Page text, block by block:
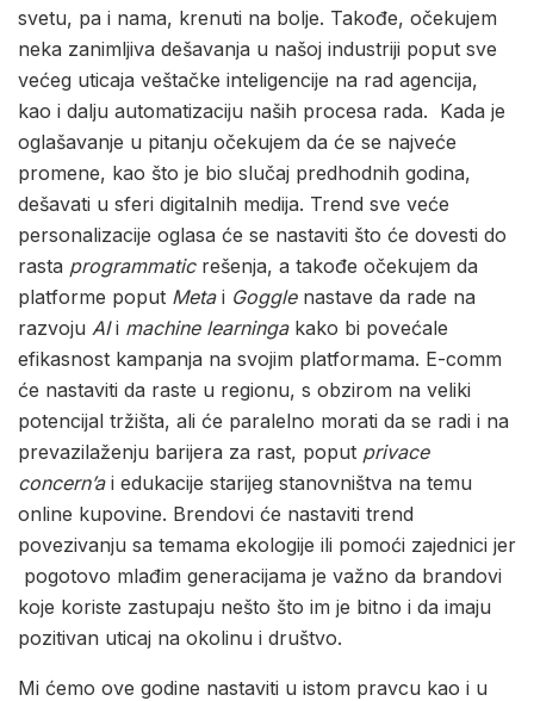
svetu, pa i nama, krenuti na bolje. Takođe, očekujem
neka zanimljiva dešavanja u našoj industriji poput sve
većeg uticaja veštačke inteligencije na rad agencija,
kao i dalju automatizaciju naših procesa rada. Kada je
oglašavanje u pitanju očekujem da će se najveće
promene, kao što je bio slučaj predhodnih godina,
dešavati u sferi digitalnih medija. Trend sve veće
personalizacije oglasa će se nastaviti što će dovesti do
rasta programmaticrešenja, a takođe očekujem da
platforme poput Metai Gogglenastave da rade na
razvoju AIi machine learningakako bi povećale
efikasnost kampanja na svojim platformama. E-comm
će nastaviti da raste u regionu, s obzirom na veliki
potencijal tržišta, ali će paralelno morati da se radi i na
prevazilaženju barijera za rast, poput privace
concern’ai edukacije starijeg stanovništva na temu
online kupovine. Brendovi će nastaviti trend
povezivanju sa temama ekologije ili pomoći zajednici jer
pogotovo mlađim generacijama je važno da brandovi
koje koriste zastupaju nešto što im je bitno i da imaju
pozitivan uticaj na okolinu i društvo.
Mi ćemo ove godine nastaviti u istom pravcu kao i u